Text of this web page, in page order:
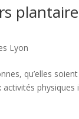
Lyon
qu’elles